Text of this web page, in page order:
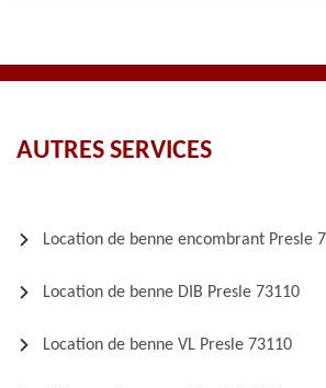
AUTRES SERVICES
Location de benne encombrant Presle
Location de benne DIB Presle 73110
Location de benne VL Presle 73110